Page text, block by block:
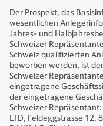
Der Prospekt, das
wesentlichen
Jahres- und
Schweizer
Schweiz qualifizierten
beworben werden, ist
Schweizer
eingetragene
der eingetragene
Schweizer Repräsentant:
LTD, Feldeggstrasse 12,